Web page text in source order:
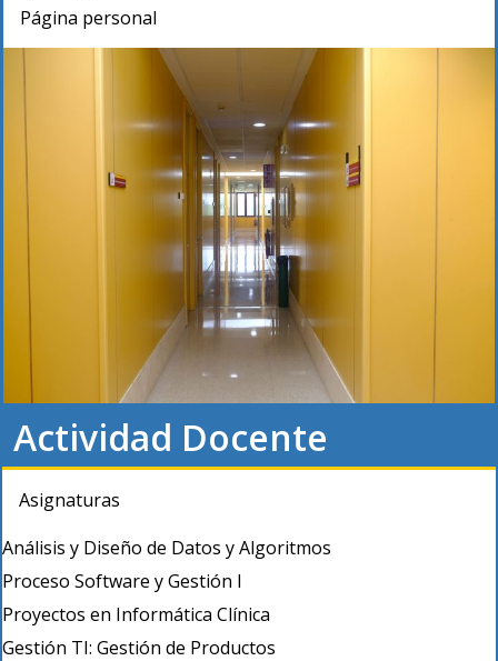
Página personal
Actividad Docente
Asignaturas
Análisis y Diseño de Datos y Algoritmos
Proceso Software y Gestión I
Proyectos en Informática Clínica
Gestión TI: Gestión de Productos